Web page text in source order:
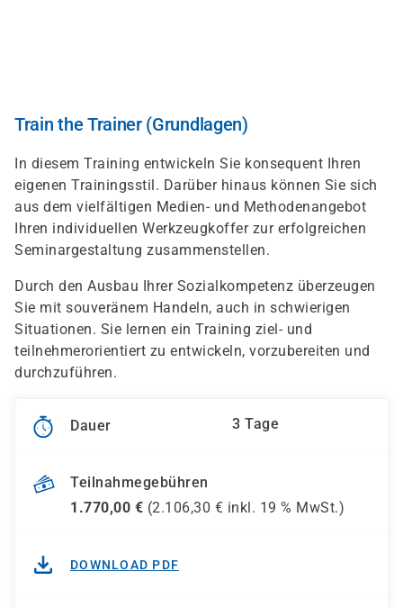
Train the Trainer (Grundlagen)
In diesem Training entwickeln Sie konsequent Ihren
eigenen Trainingsstil. Darüber hinaus können Sie sich
aus dem vielfältigen Medien- und Methodenangebot
Ihren individuellen Werkzeugkoffer zur erfolgreichen
Seminargestaltung zusammenstellen.
Durch den Ausbau Ihrer Sozialkompetenz überzeugen
Sie mit souveränem Handeln, auch in schwierigen
Situationen. Sie lernen ein Training ziel- und
teilnehmerorientiert zu entwickeln, vorzubereiten und
durchzuführen.
Dauer 3 Tage
Teilnahmegebühren
1.770,00 € (2.106,30 € inkl. 19 % MwSt.)
DOWNLOAD PDF